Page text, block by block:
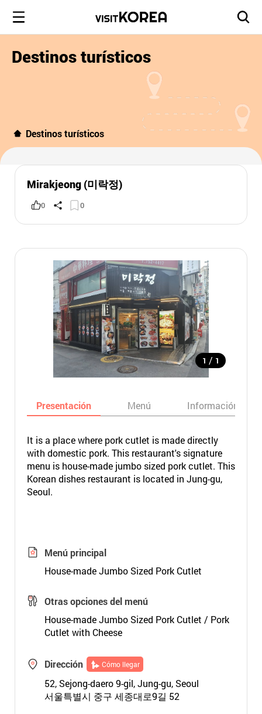
Destinos turísticos
Destinos turísticos
Mirakjeong (미락정)
0 0
1 / 1
Presentación Menú Información
It is a place where pork cutlet is made directly
with domestic pork. This restaurant's signature
menu is house-made jumbo sized pork cutlet. This
Korean dishes restaurant is located in Jung-gu,
Seoul.
Menú principal
House-made Jumbo Sized Pork Cutlet
Otras opciones del menú
House-made Jumbo Sized Pork Cutlet / Pork
Cutlet with Cheese
Dirección Cómo llegar
52, Sejong-daero 9-gil, Jung-gu, Seoul
서울특별시 중구 세종대로9길 52